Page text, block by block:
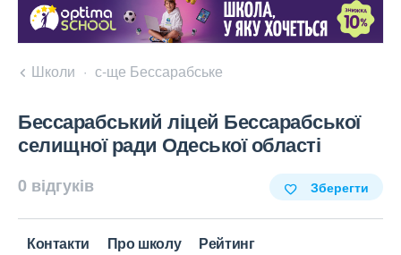
Школи с-ще Бессарабське
Бессарабський ліцей Бессарабської
селищної ради Одеської області
0 відгуків Зберегти
Контакти Про школу Рейтинг